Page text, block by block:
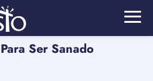
Ser Sanado